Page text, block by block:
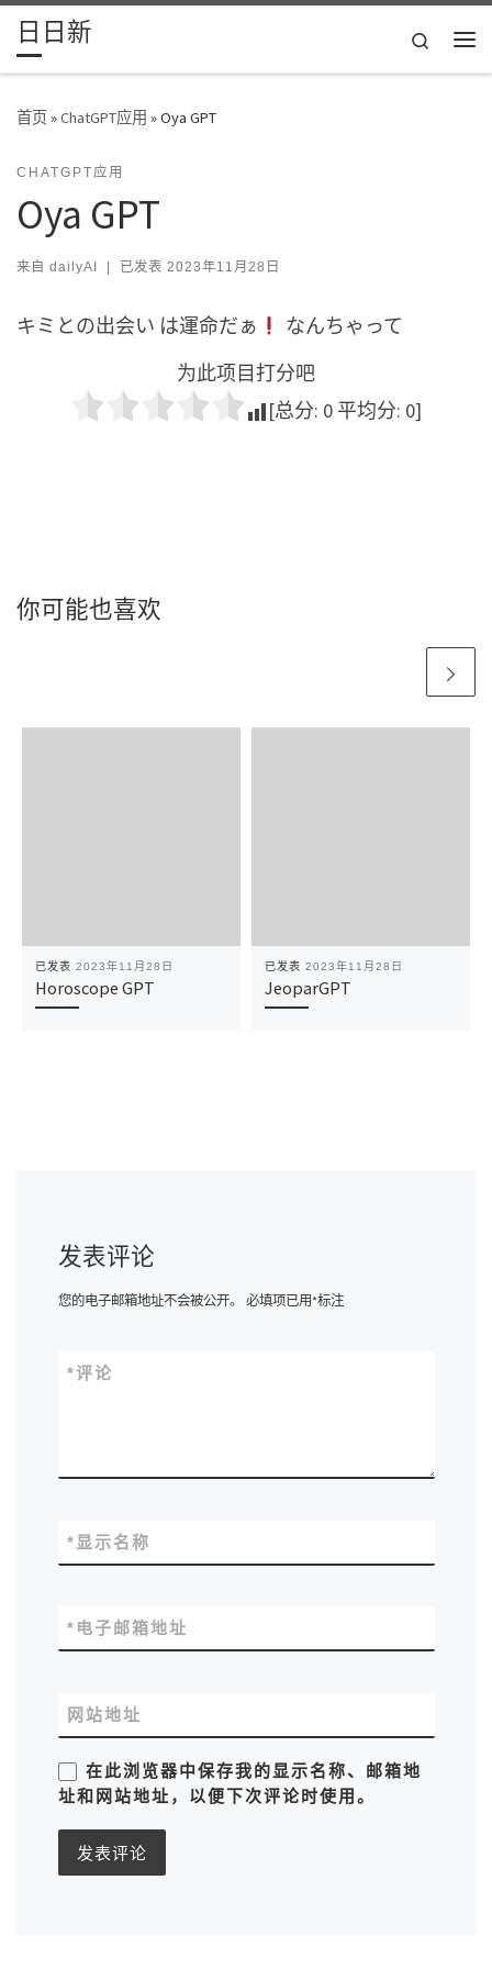
Skip to content
日日新
Search
首页»ChatGPT应用 »Oya GPT
CHATGPT应用
Oya GPT
来自 dailyAI | 已发表 2023年11月28日
キミとの出会い は運命だぁ
なんちゃって
为此项目打分吧
[总分: 0 平均分: 0]
你可能也喜欢
已发表 2023年11月28日
Horoscope GPT
已发表 2023年11月28日
JeoparGPT
发表评论
您的电子邮箱地址不会被公开。 必填项已用*标注
评论
*
显示名称
*
电子邮箱地址
*
网站地址
在此浏览器中保存我的显示名称、邮箱地
址和网站地址，以便下次评论时使用。